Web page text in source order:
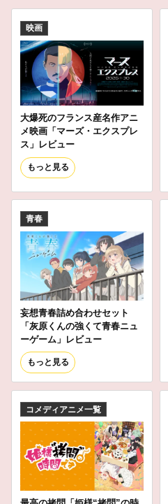
映画
大爆死のフランス産名作アニ
メ映画「マーズ・エクスプレ
ス」レビュー
もっと見る
青春
妄想青春詰め合わせセット
「灰原くんの強くて青春ニュ
ーゲーム」レビュー
もっと見る
コメディアニメ一覧